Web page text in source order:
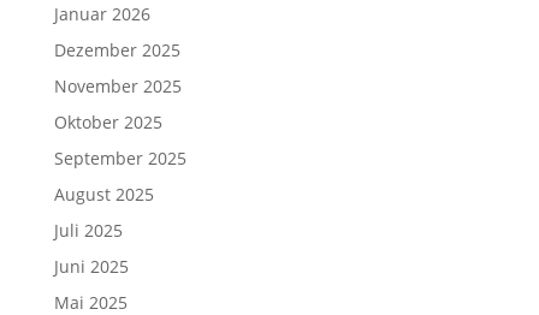
Januar 2026
Dezember 2025
November 2025
Oktober 2025
September 2025
August 2025
Juli 2025
Juni 2025
Mai 2025